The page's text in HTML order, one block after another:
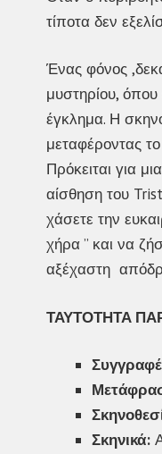
τίποτα δεν
Ένας φόνος
μυστηρίου,
έγκλημα. Η
μεταφέροντας
Πρόκειται για
αίσθηση του
χάσετε την
χήρα ” και να
αξέχαστη
ΤΑΥΤΟΤΗΤΑ
Σκηνικά: